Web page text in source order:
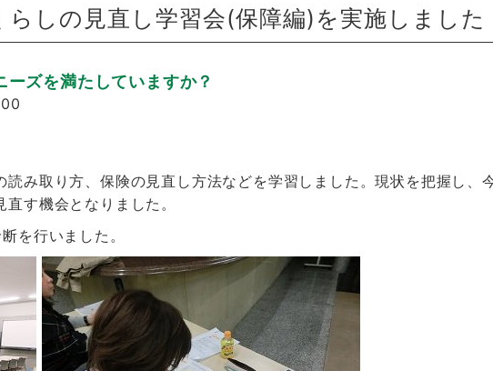
らしの見直し学習会(保障編)を実施しました
ズを満たしていますか？
み取り方、保険の見直し方法などを学習しました。現状を把握し、
す機会となりました。
を行いました。